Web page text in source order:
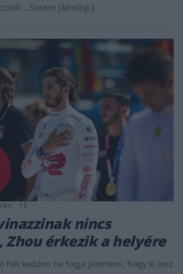
,,Sosem [&hellip;]
13.
nincs
Zhou érkezik a helyére
hét kedden be fogja jelenteni, hogy ki lesz